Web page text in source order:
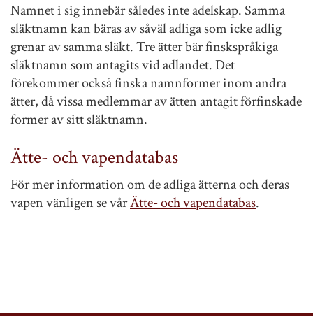
Namnet i sig innebär således inte adelskap. Samma
släktnamn kan bäras av såväl adliga som icke adlig
grenar av samma släkt. Tre ätter bär finskspråkiga
släktnamn som antagits vid adlandet. Det
förekommer också finska namnformer inom andra
ätter, då vissa medlemmar av ätten antagit förfinskade
former av sitt släktnamn.
Ätte- och vapendatabas
För mer information om de adliga ätterna och deras
vapen vänligen se vårÄtte- och vapendatabas.